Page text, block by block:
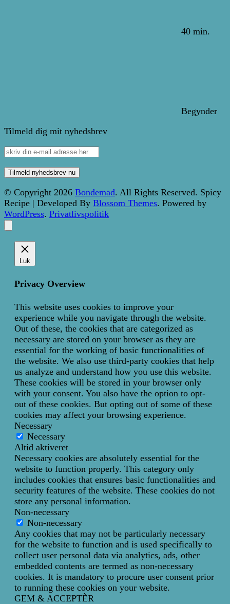
40 min.
Begynder
Tilmeld dig mit nyhedsbrev
© Copyright 2026 Bondemad. All Rights Reserved. Spicy
Recipe | Developed By Blossom Themes. Powered by
WordPress. Privatlivspolitik
Luk
Privacy Overview
This website uses cookies to improve your
experience while you navigate through the website.
Out of these, the cookies that are categorized as
necessary are stored on your browser as they are
essential for the working of basic functionalities of
the website. We also use third-party cookies that help
us analyze and understand how you use this website.
These cookies will be stored in your browser only
with your consent. You also have the option to opt-
out of these cookies. But opting out of some of these
cookies may affect your browsing experience.
Necessary
Necessary
Altid aktiveret
Necessary cookies are absolutely essential for the
website to function properly. This category only
includes cookies that ensures basic functionalities and
security features of the website. These cookies do not
store any personal information.
Non-necessary
Non-necessary
Any cookies that may not be particularly necessary
for the website to function and is used specifically to
collect user personal data via analytics, ads, other
embedded contents are termed as non-necessary
cookies. It is mandatory to procure user consent prior
to running these cookies on your website.
GEM & ACCEPTÈR